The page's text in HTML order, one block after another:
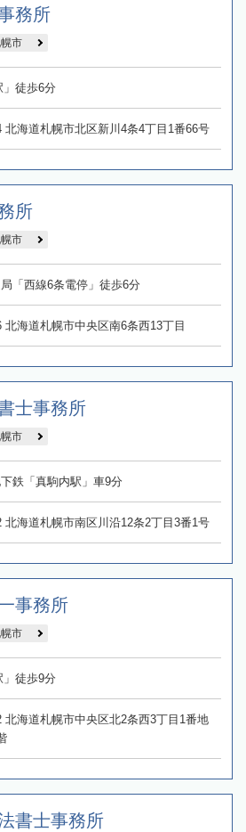
務所
市
徒歩6分
北海道札幌市北区新川4条4丁目1番66号
所
市
「西線6条電停」徒歩6分
北海道札幌市中央区南6条西13丁目
士事務所
市
鉄「真駒内駅」車9分
北海道札幌市南区川沿12条2丁目3番1号
事務所
市
徒歩9分
北海道札幌市中央区北2条西3丁目1番地
書士事務所